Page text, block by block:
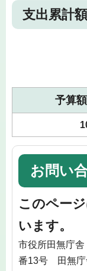
支出累計額
予算額
お問い
このページ
います。
市役所田無庁
番13号 田無庁